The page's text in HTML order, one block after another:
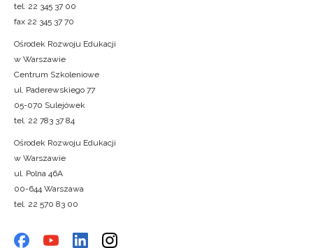
tel. 22 345 37 00
fax 22 345 37 70
Ośrodek Rozwoju Edukacji
w Warszawie
Centrum Szkoleniowe
ul. Paderewskiego 77
05-070 Sulejówek
tel. 22 783 37 84
Ośrodek Rozwoju Edukacji
w Warszawie
ul. Polna 46A
00-644 Warszawa
tel. 22 570 83 00